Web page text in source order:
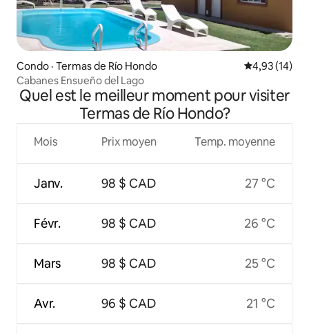
Condo · Termas de Río Hondo Note
4,93 (14)
Cabanes Ensueño del Lago
Quel est le meilleur moment pour visiter
Termas de Río Hondo?
Mois
Janv.
Févr.
Mars
Avr.
Prix moyen
98 $ CAD
98 $ CAD
98 $ CAD
96 $ CAD
Temp. moyenne
27 °C
26 °C
25 °C
21 °C